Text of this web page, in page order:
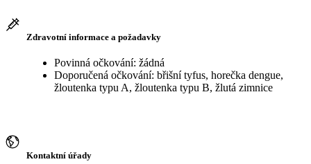
Zdravotní informace a požadavky
Povinná očkování: žádná
Doporučená očkování: břišní tyfus, horečka dengue,
žloutenka typu A, žloutenka typu B, žlutá zimnice
Kontaktní úřady